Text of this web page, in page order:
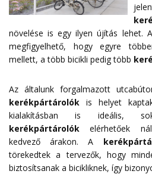
növelése is egy ilyen újítás lehet.
megfigyelhető, hogy egyre
mellett, a több bicikli pedig több
Az általunk forgalmazott
kerékpártárolók is helyet
kialakításban is ideális,
kerékpártárolók elérhetőek
kedvező árakon. A
törekedtek a tervezők, hogy
biztosítsanak a bicikliknek, így